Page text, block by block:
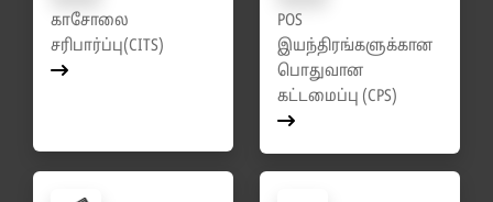
காசோலை
சரிபார்ப்பு(CITS)
POS
இயந்திரங்களுக்கான
பொதுவான
கட்டமைப்பு (CPS)